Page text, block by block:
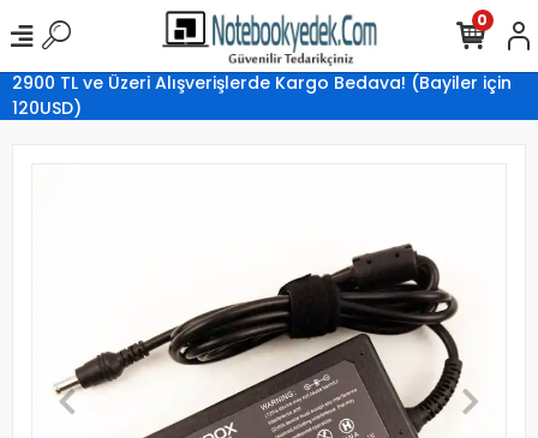
2900 TL ve Üzeri Alışverişlerde Kargo Bedava! (Bayiler için
120USD)
0